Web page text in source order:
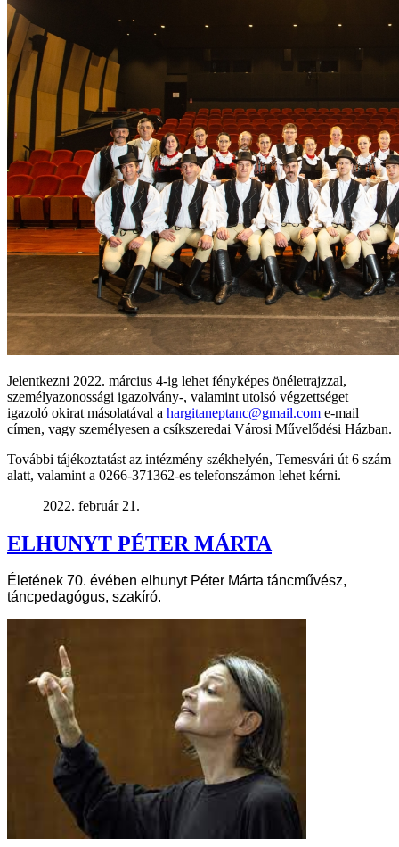
Jelentkezni 2022. március 4-ig lehet fényképes önéletrajzzal,
személyazonossági igazolvány-, valamint utolsó végzettséget
igazoló okirat másolatával a hargitaneptanc@gmail.com e-mail
címen, vagy személyesen a csíkszeredai Városi Művelődési Házban.
További tájékoztatást az intézmény székhelyén, Temesvári út 6 szám
alatt, valamint a 0266-371362-es telefonszámon lehet kérni.
2022. február 21.
ELHUNYT PÉTER MÁRTA
Életének 70. évében elhunyt Péter Márta táncművész,
táncpedagógus, szakíró.